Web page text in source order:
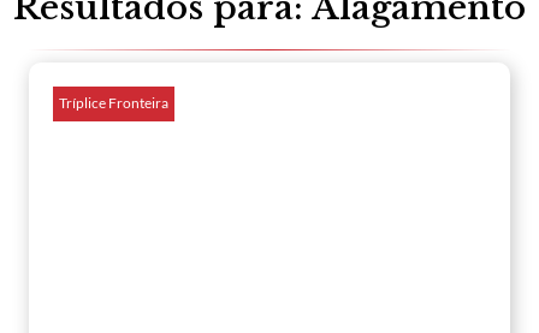
Tríplice Fronteira